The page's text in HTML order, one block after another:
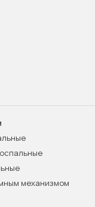
механизмом